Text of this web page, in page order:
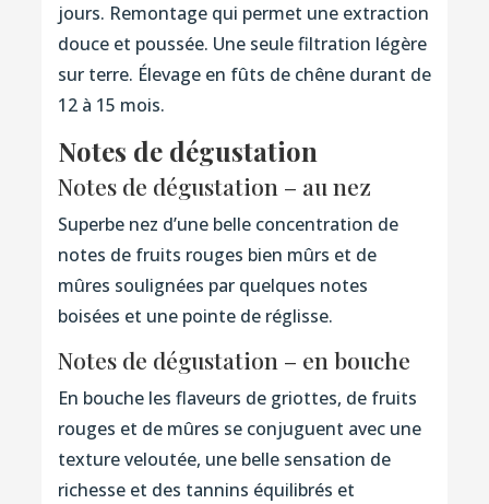
jours. Remontage qui permet une extraction
douce et poussée. Une seule filtration légère
sur terre. Élevage en fûts de chêne durant de
12 à 15 mois.
Notes de dégustation
Notes de dégustation – au nez
Superbe nez d’une belle concentration de
notes de fruits rouges bien mûrs et de
mûres soulignées par quelques notes
boisées et une pointe de réglisse.
Notes de dégustation – en bouche
En bouche les flaveurs de griottes, de fruits
rouges et de mûres se conjuguent avec une
texture veloutée, une belle sensation de
richesse et des tannins équilibrés et